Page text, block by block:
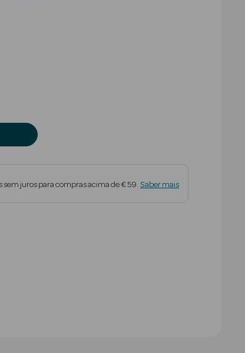
sem juros para compras acima de € 59. Saber mais